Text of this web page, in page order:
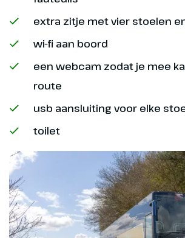
bezoek rijden we
omgeving van
zullen overnachten.
extra zitje met vier stoelen
wi-fi aan boord
een webcam zodat je mee
route
usb aansluiting voor elke
toilet